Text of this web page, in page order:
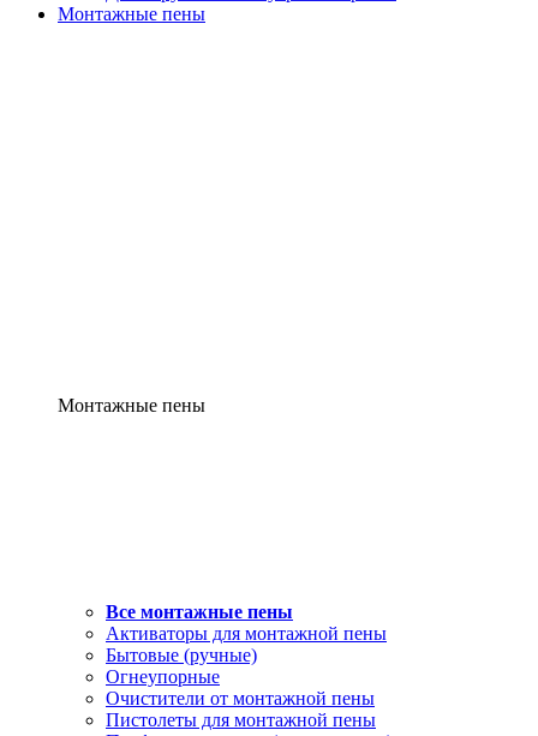
Монтажные пены
Монтажные пены
Все монтажные пены
Активаторы для монтажной пены
Бытовые (ручные)
Огнеупорные
Очистители от монтажной пены
Пистолеты для монтажной пены